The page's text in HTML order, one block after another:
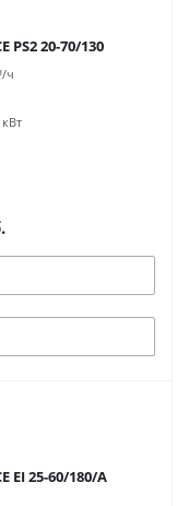
20-70/130
ч
EI 25-60/180/A